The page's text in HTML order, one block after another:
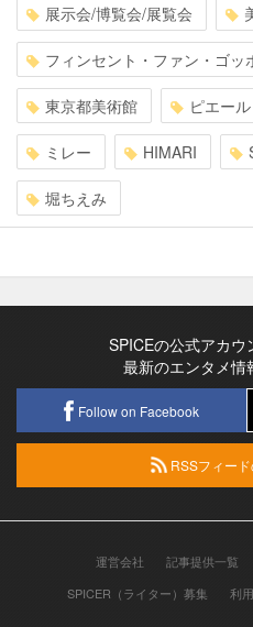
展示会/博覧会/展覧会
フィンセント・ファン・ゴッ
東京都美術館 ピエー
ミレー HIMARI
堀ちえみ
SPICEの公式アカ
最新のエンタメ情
Follow on Facebook
RSSフィード
運営会社 記事提供一覧
SPICER（ライター）募集
利